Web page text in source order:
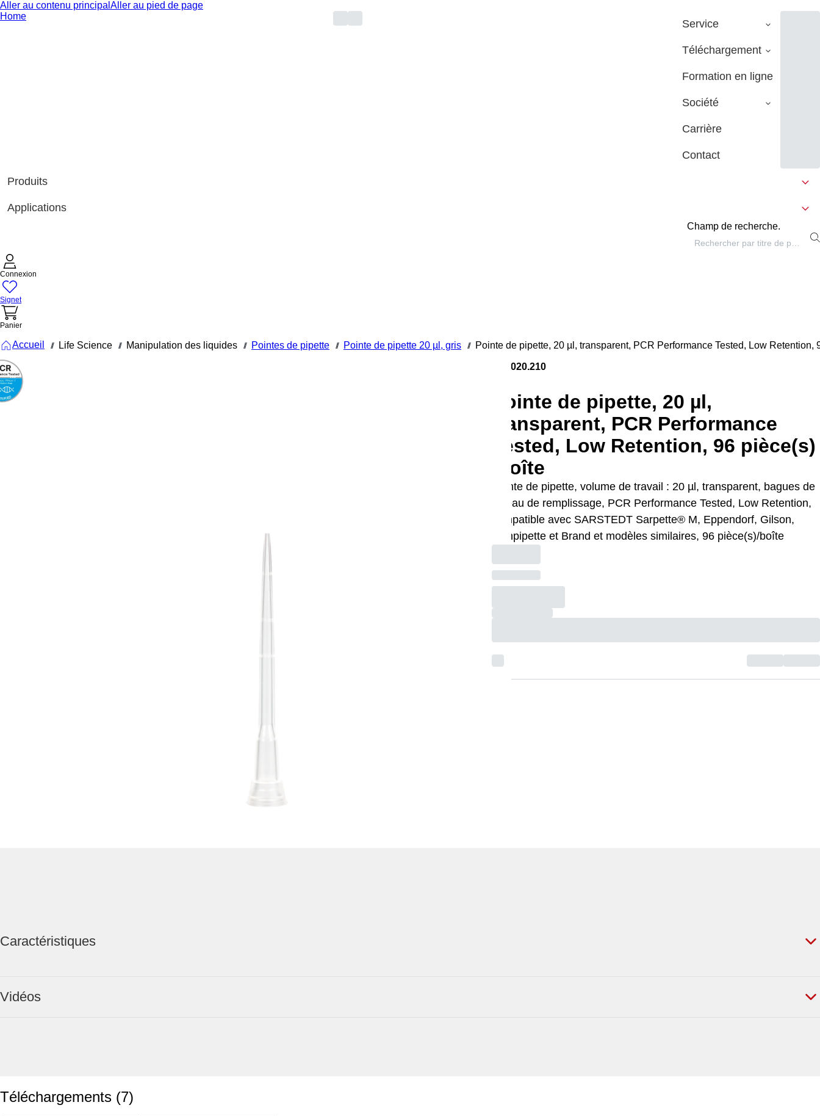
Aller au contenu principal Aller au pied de page
Home
Service
Téléchargement
Formation en ligne
Société
Carrière
Contact
Produits
Applications
Champ de recherche.
Connexion
Signet
Panier
Accueil /// Life Science /// Manipulation des liquides /// Pointes de pipette /// Pointe de pipette 20 µl, gris /// Pointe de pipette, 20 µl, transparent, PCR Performance Tested, Low Retention,
70.3020.210
Pointe de pipette, 20 µl,
transparent, PCR Performance
Tested, Low Retention, 96 pièce(s)
/boîte
Pointe de pipette, volume de travail : 20 µl, transparent, bagues de
niveau de remplissage, PCR Performance Tested, Low Retention,
compatible avec SARSTEDT Sarpette® M, Eppendorf, Gilson,
Finnpipette et Brand et modèles similaires, 96 pièce(s)/boîte
Caractéristiques
Vidéos
Téléchargements (7)